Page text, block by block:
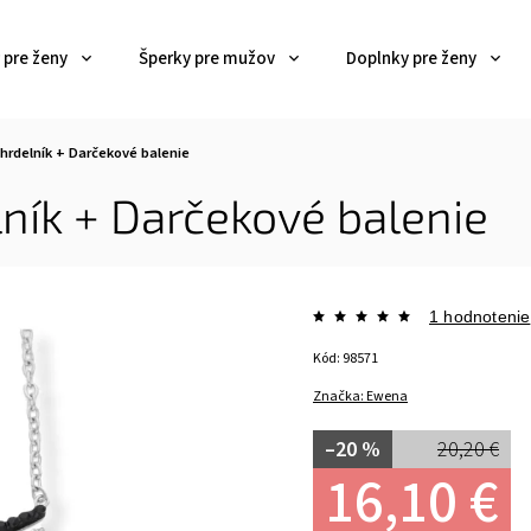
ženy Šperky pre mužov Doplnky pre ženy
+ Darčekové balenie
+ Darčekové balenie
Značka:Ewena
1 hodnotenie
20,20 €
–20 %
16,10 €
Kód: 98571